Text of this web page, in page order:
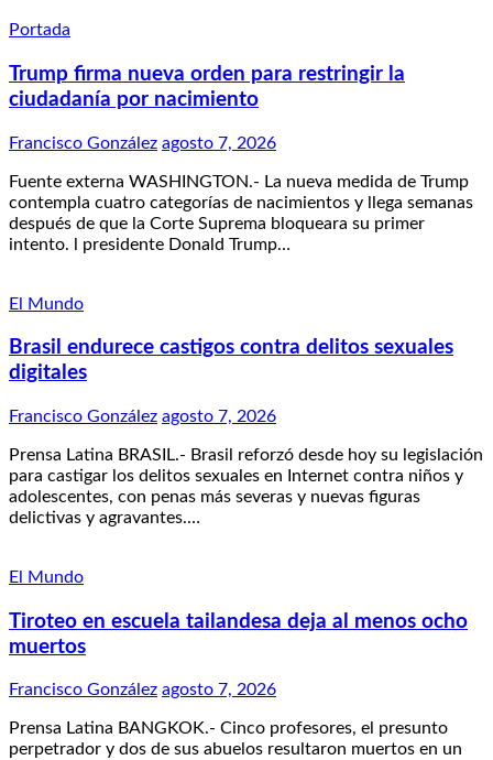
Portada
Trump firma nueva orden para restringir la
ciudadanía por nacimiento
Francisco González agosto 7, 2026
Fuente externa WASHINGTON.- La nueva medida de Trump
contempla cuatro categorías de nacimientos y llega semanas
después de que la Corte Suprema bloqueara su primer
intento. l presidente Donald Trump…
El Mundo
Brasil endurece castigos contra delitos sexuales
digitales
Francisco González agosto 7, 2026
Prensa Latina BRASIL.- Brasil reforzó desde hoy su legislación
para castigar los delitos sexuales en Internet contra niños y
adolescentes, con penas más severas y nuevas figuras
delictivas y agravantes.…
El Mundo
Tiroteo en escuela tailandesa deja al menos ocho
muertos
Francisco González agosto 7, 2026
Prensa Latina BANGKOK.- Cinco profesores, el presunto
perpetrador y dos de sus abuelos resultaron muertos en un